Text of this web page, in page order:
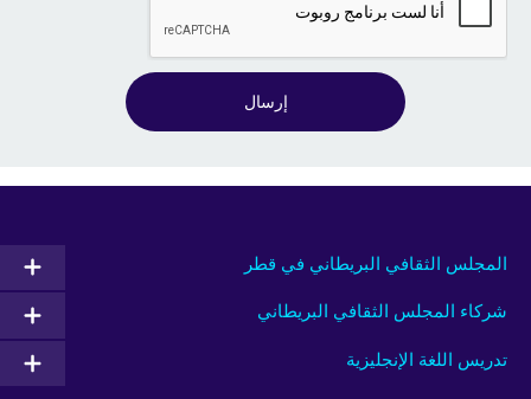
إرسال
المجلس الثقافي البريطاني في قطر
شركاء المجلس الثقافي البريطاني
تدريس اللغة الإنجليزية